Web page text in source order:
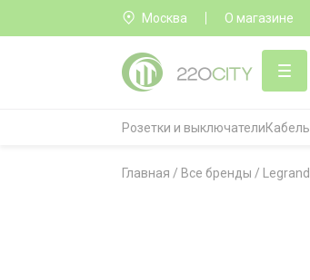
Москва О магазине
Розетки и выключателиКабель
Главная / Все бренды / Legrand